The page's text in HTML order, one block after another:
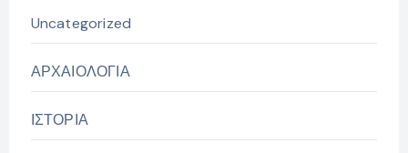
Uncategorized
ΑΡΧΑΙΟΛΟΓΙΑ
ΙΣΤΟΡΙΑ